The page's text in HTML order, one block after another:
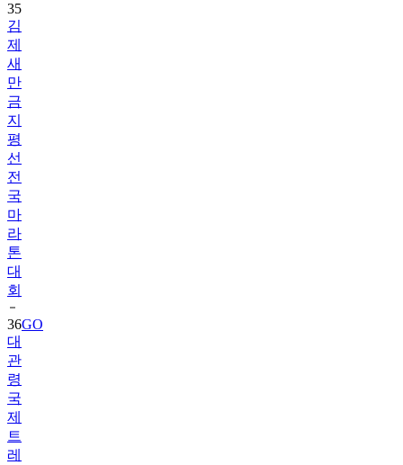
35
김
제
새
만
금
지
평
선
전
국
마
라
톤
대
회
36GO
대
관
령
국
제
트
레